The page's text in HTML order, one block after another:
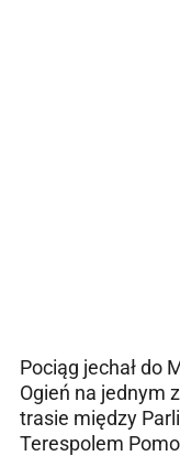
Pociąg jechał do
Ogień na jednym
trasie między
Terespolem